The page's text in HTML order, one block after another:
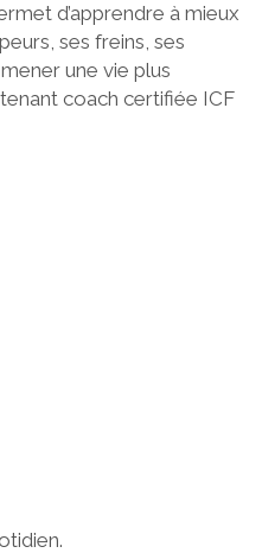
d’apprendre à mieux
ses freins, ses
une vie plus
coach certifiée ICF